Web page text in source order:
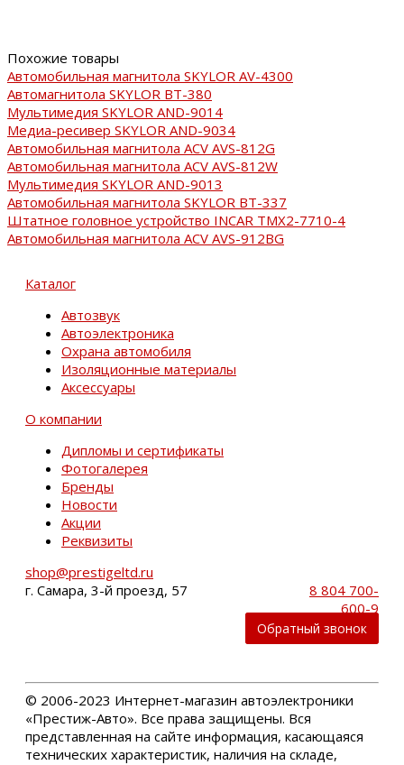
Похожие товары
Автомобильная магнитола SKYLOR AV-4300
Автомагнитола SKYLOR BT-380
Мультимедия SKYLOR AND-9014
Медиа-ресивер SKYLOR AND-9034
Автомобильная магнитола ACV AVS-812G
Автомобильная магнитола ACV AVS-812W
Мультимедия SKYLOR AND-9013
Автомобильная магнитола SKYLOR BT-337
Штатное головное устройство INCAR TMX2-7710-4
Автомобильная магнитола ACV AVS-912BG
Каталог
Автозвук
Автоэлектроника
Охрана автомобиля
Изоляционные материалы
Аксессуары
О компании
Дипломы и сертификаты
Фотогалерея
Бренды
Новости
Акции
Реквизиты
shop@prestigeltd.ru
г. Самара, 3-й проезд, 57
8 804 700-
600-9
Обратный звонок
© 2006-2023 Интернет-магазин автоэлектроники
«Престиж-Авто». Все права защищены. Вся
представленная на сайте информация, касающаяся
технических характеристик, наличия на складе,